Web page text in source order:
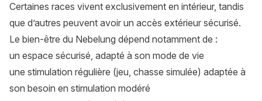
Certaines races vivent exclusivement en intérieur, tandis
que d’autres peuvent avoir un accès extérieur sécurisé.
Le bien-être du Nebelung dépend notamment de :
un espace sécurisé, adapté à son mode de vie
une stimulation régulière (jeu, chasse simulée) adaptée à
son besoin en stimulation modéré